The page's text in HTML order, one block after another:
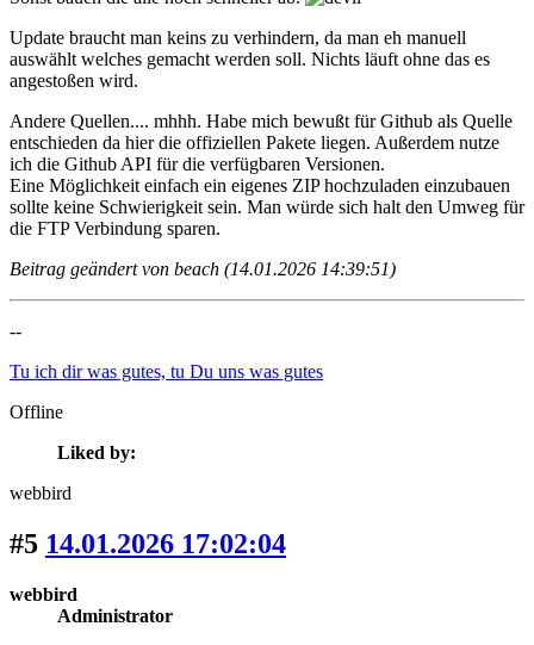
Update braucht man keins zu verhindern, da man eh manuell
auswählt welches gemacht werden soll. Nichts läuft ohne das es
angestoßen wird.
Andere Quellen.... mhhh. Habe mich bewußt für Github als Quelle
entschieden da hier die offiziellen Pakete liegen. Außerdem nutze
ich die Github API für die verfügbaren Versionen.
Eine Möglichkeit einfach ein eigenes ZIP hochzuladen einzubauen
sollte keine Schwierigkeit sein. Man würde sich halt den Umweg für
die FTP Verbindung sparen.
Beitrag geändert von beach (14.01.2026 14:39:51)
--
Tu ich dir was gutes, tu Du uns was gutes
Offline
Liked by:
webbird
#5 14.01.2026 17:02:04
webbird
Administrator